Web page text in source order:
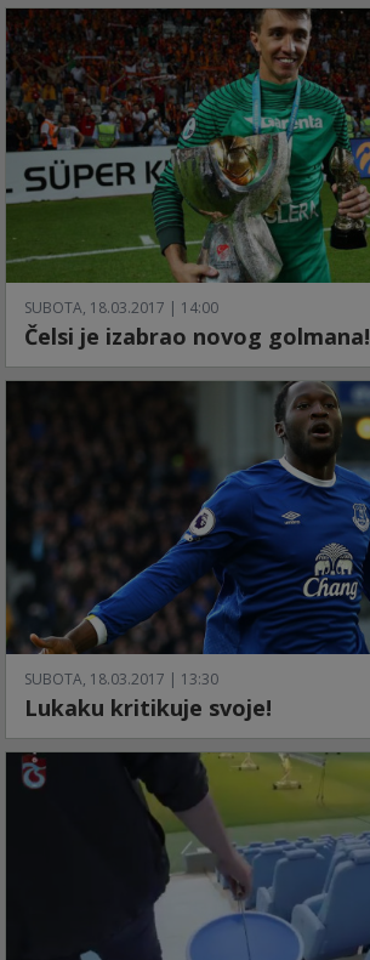
SUBOTA, 18.03.2017 | 14:00
Čelsi je izabrao novog golmana!
SUBOTA, 18.03.2017 | 13:30
Lukaku kritikuje svoje!